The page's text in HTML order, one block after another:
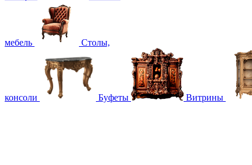
мебель Столы,
консоли Буфеты Витрины